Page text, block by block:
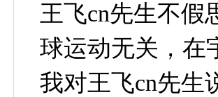
王飞cn先生不假
球运动无关，在
我对王飞cn先生